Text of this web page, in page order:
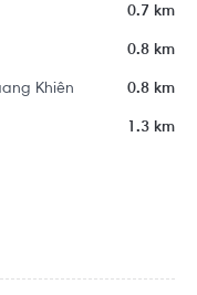
0.7 km
0.8 km
Khiên 0.8 km
1.3 km